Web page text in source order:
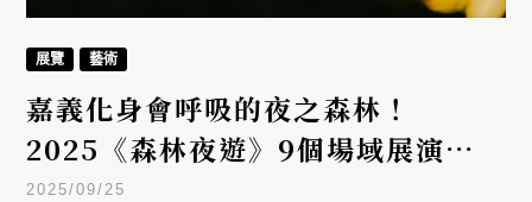
展覽 藝術
嘉義化身會呼吸的夜之森林！
2025《森林夜遊》9個場域展演，探
詢嘉義城市的〈光的藏身處〉
2025/09/25